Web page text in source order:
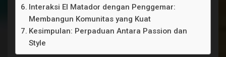
Interaksi El Matador dengan Penggemar:
Membangun Komunitas yang Kuat
Kesimpulan: Perpaduan Antara Passion dan
Style